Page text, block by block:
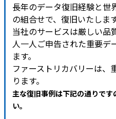
長年のデータ復旧経験と世
の組合せで、復旧いたします
当社のサービスは厳しい品
人一人ご申告された重要デ
ます。
ファーストリカバリーは、
ります。
主な復旧事例は下記の通りで
い。